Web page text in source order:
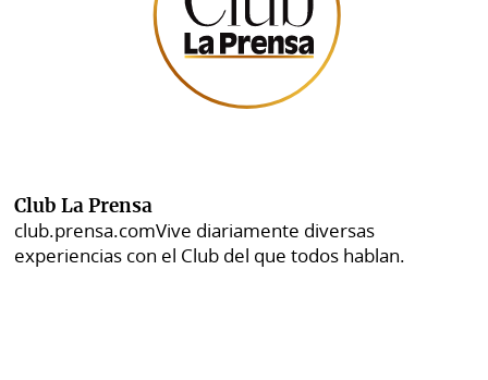
Club La Prensa
club.prensa.comVive diariamente diversas
experiencias con el Club del que todos hablan.